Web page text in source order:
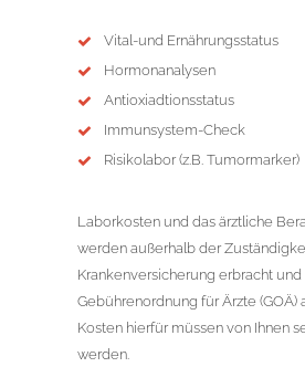
Vital-und Ernährungsstatus
Hormonanalysen
Antioxiadtionsstatus
Immunsystem-Check
Risikolabor (z.B. Tumormarker)
Laborkosten und das ärztliche
werden außerhalb der
Krankenversicherung erbracht
Gebührenordnung für Ärzte (GOÄ)
Kosten hierfür müssen von Ihnen
werden.